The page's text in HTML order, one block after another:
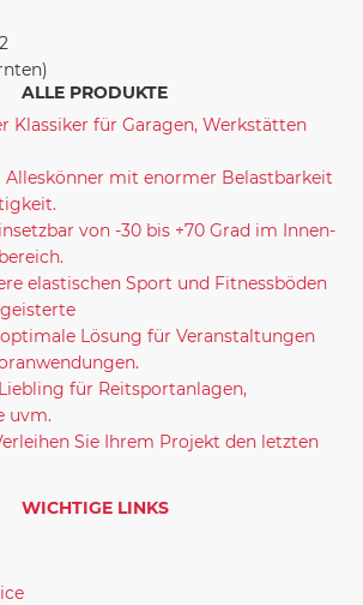
ALLE PRODUKTE
Klassiker für Garagen, Werkstätten
Alleskönner mit enormer Belastbarkeit
von -30 bis +70 Grad im Innen-
elastischen Sport und Fitnessböden
Lösung für Veranstaltungen
für Reitsportanlagen,
uvm.
Sie Ihrem Projekt den letzten
WICHTIGE LINKS